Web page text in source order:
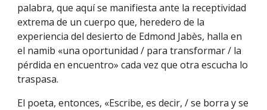
palabra, que aquí se manifiesta ante la receptividad
extrema de un cuerpo que, heredero de la
experiencia del desierto de Edmond Jabès, halla en
el namib «una oportunidad / para transformar / la
pérdida en encuentro» cada vez que otra escucha lo
traspasa.
El poeta, entonces, «Escribe, es decir, / se borra y se